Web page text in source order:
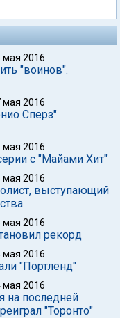
мая 2016
"воинов".
мая 2016
Сперз"
мая 2016
с "Майами Хит"
мая 2016
выступающий
мая 2016
рекорд
мая 2016
"Портленд"
мая 2016
на последней
"Торонто"